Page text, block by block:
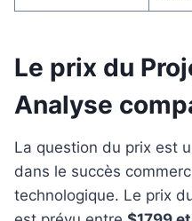
Le prix du
Analyse
La question du prix est
dans le succès
technologique. Le prix